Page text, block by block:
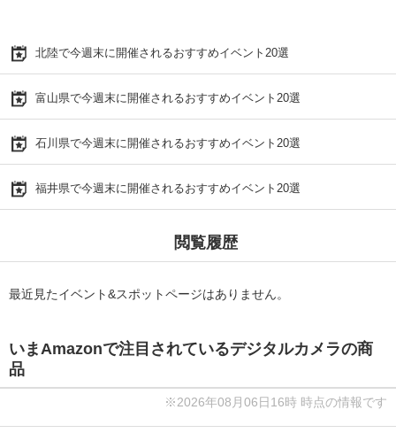
北陸で今週末に開催されるおすすめイベント20選
富山県で今週末に開催されるおすすめイベント20選
石川県で今週末に開催されるおすすめイベント20選
福井県で今週末に開催されるおすすめイベント20選
閲覧履歴
最近見たイベント&スポットページはありません。
いまAmazonで注目されているデジタルカメラの商
品
※2026年08月06日16時 時点の情報です